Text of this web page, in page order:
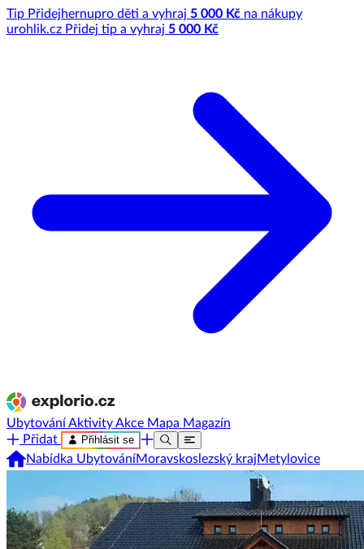
Tip Přidejhernupro děti a vyhraj 5 000 Kč na nákupy
urohlik.cz Přidej tip a vyhraj 5 000 Kč
UbytováníAktivityAkce Mapa Magazín
Přidat
Přihlásit se
Nabídka UbytováníMoravskoslezský krajMetylovice